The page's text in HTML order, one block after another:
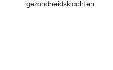
gezondheidsklachten.